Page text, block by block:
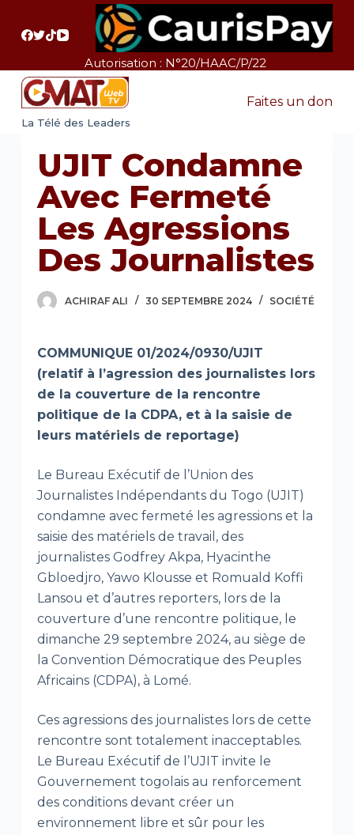
a
Autorisation : N°20/HAAC/P/22
La Télé des Leaders
Faites un don
UJIT Condamne
Avec Fermeté
Les Agressions
Des Journalistes
ACHIRAF ALI 30 SEPTEMBRE 2024 SOCIÉTÉ
COMMUNIQUE 01/2024/0930/UJIT
(relatif à l’agression des journalistes lors
de la couverture de la rencontre
politique de la CDPA, et à la saisie de
leurs matériels de reportage)
Le Bureau Exécutif de l’Union des
Journalistes Indépendants du Togo (UJIT)
condamne avec fermeté les agressions et la
saisie des matériels de travail, des
journalistes Godfrey Akpa, Hyacinthe
Gbloedjro, Yawo Klousse et Romuald Koffi
Lansou et d’autres reporters, lors de la
couverture d’une rencontre politique, le
dimanche 29 septembre 2024, au siège de
la Convention Démocratique des Peuples
Africains (CDPA), à Lomé.
Ces agressions des journalistes lors de cette
rencontre sont totalement inacceptables.
Le Bureau Exécutif de l’UJIT invite le
Gouvernement togolais au renforcement
des conditions devant créer un
environnement libre et sûr pour les